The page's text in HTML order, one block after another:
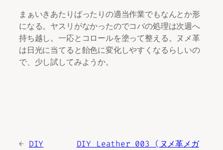
まぁいきあたりばったりの適当作業でもなんとか形
になる。ヤスリがなかったのでコバの処理は次週へ
持ち越し。一応とコロールを塗って整える。ヌメ革
は日光に当てると飴色に変化しやすくなるらしいの
で、少し試してみようか。
← DIY
DIY Leather 003 (ヌメ革メガ